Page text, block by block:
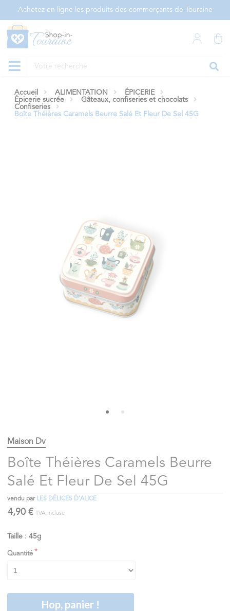
Achetez en ligne les produits des commerçants de Touraine
Accueil ALIMENTATION
ÉPICERIE
Épicerie sucrée
Gâteaux, confiseries et chocolats
Confiseries
Boîte Théières Caramels Beurre Salé Et Fleur De Sel 45G
Maison Dv
Boîte Théières Caramels Beurre
Salé Et Fleur De Sel 45G
vendu par LES DÉLICES D'ALICE
4,90 € TVA incluse
Taille : 45g
Quantité
Hop, panier !
Panneau de gestion des cookies